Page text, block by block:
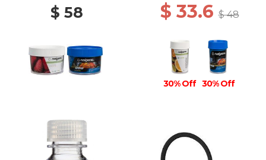
$ 58 $ 33.6$ 48
30% Off 30% Off